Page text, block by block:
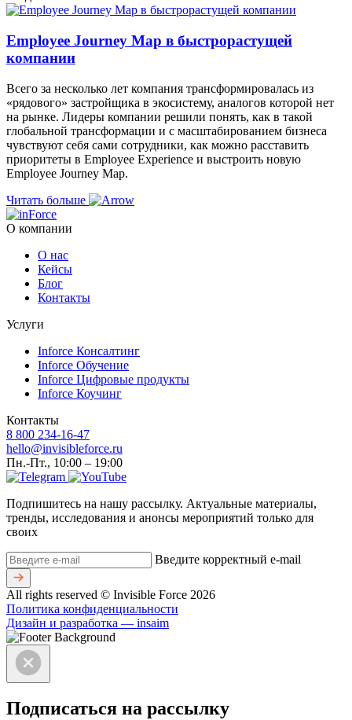
Employee Journey Map в быстрорастущей
компании
Всего за несколько лет компания трансформировалась из
«рядового» застройщика в экосистему, аналогов которой нет
на рынке. Лидеры компании решили понять, как в такой
глобальной трансформации и с масштабированием бизнеса
чувствуют себя сами сотрудники, как можно расставить
приоритеты в Еmployee Еxperience и выстроить новую
Employee Journey Map.
Читать больше
О компании
О нас
Кейсы
Блог
Контакты
Услуги
Inforce Консалтинг
Inforce Обучение
Inforce Цифровые продукты
Inforce Коучинг
Контакты
8 800 234-16-47
hello@invisibleforce.ru
Пн.-Пт., 10:00 – 19:00
Подпишитесь на нашу рассылку. Актуальные материалы,
тренды, исследования и анонсы мероприятий только для
своих
Введите корректный e-mail
All rights reserved © Invisible Force 2026
Политика конфиденциальности
Дизайн и разработка — insaim
Подписаться на рассылку